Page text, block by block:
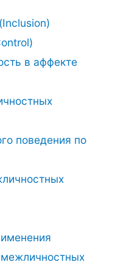
в аффекте
поведения по